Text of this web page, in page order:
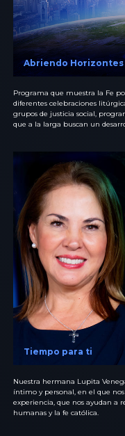
Abriendo Horizontes
Programa que muestra la Fe
diferentes celebraciones
grupos de justicia social,
que a la larga buscan un
Tiempo para ti
Nuestra hermana Lupita
íntimo y personal, en el que
experiencia, que nos ayudan a
humanas y la fe católica.